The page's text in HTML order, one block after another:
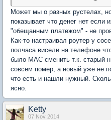
Может мы о разных рустелах,
показывает что денег нет если
"обещанным платежом" - не
Как-то настраивал роутер у
полчаса висели на телефоне
было MAC сменить т.к. старый
совсем помер, а новый уже не
что есть и нашли нужный.
ясно.
Ketty
07 Nov 2014